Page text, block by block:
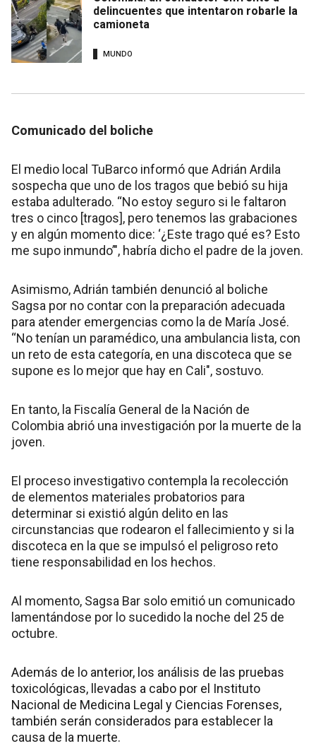
delincuentes que intentaron robarle la
camioneta
MUNDO
Comunicado del boliche
El medio local TuBarco informó que Adrián Ardila
sospecha que uno de los tragos que bebió su hija
estaba adulterado. “No estoy seguro si le faltaron
tres o cinco [tragos], pero tenemos las grabaciones
y en algún momento dice: ‘¿Este trago qué es? Esto
me supo inmundo’", habría dicho el padre de la joven.
Asimismo, Adrián también denunció al boliche
Sagsa por no contar con la preparación adecuada
para atender emergencias como la de María José.
“No tenían un paramédico, una ambulancia lista, con
un reto de esta categoría, en una discoteca que se
supone es lo mejor que hay en Cali", sostuvo.
En tanto, la Fiscalía General de la Nación de
Colombia abrió una investigación por la muerte de la
joven.
El proceso investigativo contempla la recolección
de elementos materiales probatorios para
determinar si existió algún delito en las
circunstancias que rodearon el fallecimiento y si la
discoteca en la que se impulsó el peligroso reto
tiene responsabilidad en los hechos.
Al momento, Sagsa Bar solo emitió un comunicado
lamentándose por lo sucedido la noche del 25 de
octubre.
Además de lo anterior, los análisis de las pruebas
toxicológicas, llevadas a cabo por el Instituto
Nacional de Medicina Legal y Ciencias Forenses,
también serán considerados para establecer la
causa de la muerte.